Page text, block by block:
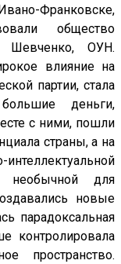
Франковске,
общество
Шевченко, ОУН.
влияние на
партии, стала
деньги,
с ними, пошли
страны, а на
необычной для
новые
парадоксальная
контролировала
пространство.